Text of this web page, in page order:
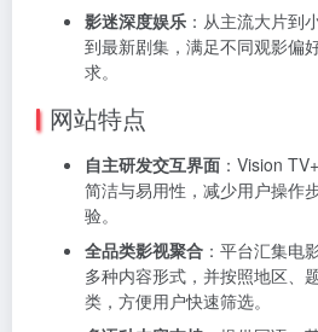
影迷深度娱乐 ：从主流大片到
到最新剧集，满足不同观影偏
求。
网站特点
自主研发交互界面 ：Vision
简洁与易用性，减少用户操作
验。
全品类影视聚合 ：平台汇集电
多种内容形式，并按照地区、
类，方便用户快速筛选。